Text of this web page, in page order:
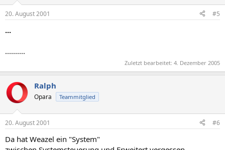
20. August 2001 #5
...
..........
Zuletzt bearbeitet: 4. Dezember 2005
Ralph
Opara Teammitglied
20. August 2001 #6
Da hat Weazel ein "System"